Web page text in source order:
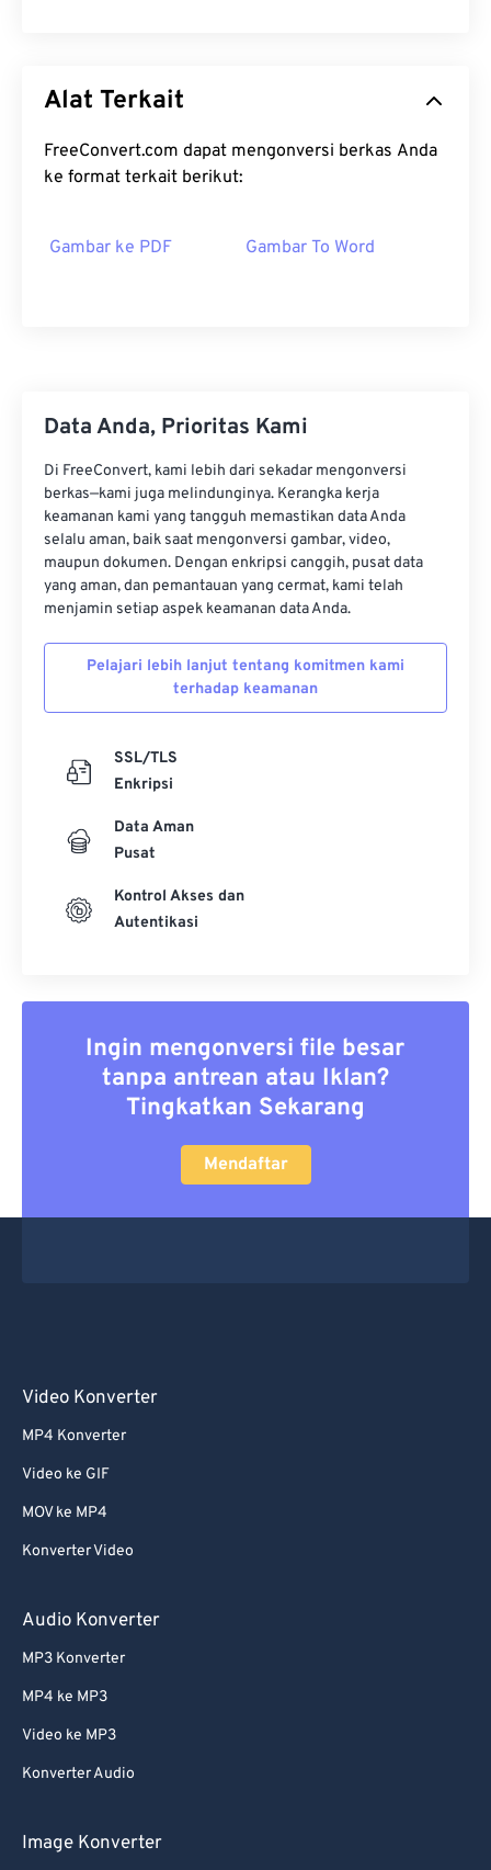
Alat Terkait
FreeConvert.com dapat mengonversi berkas Anda
ke format terkait berikut:
Gambar ke PDF Gambar To Word
Data Anda, Prioritas Kami
Di FreeConvert, kami lebih dari sekadar mengonversi
berkas—kami juga melindunginya. Kerangka kerja
keamanan kami yang tangguh memastikan data Anda
selalu aman, baik saat mengonversi gambar, video,
maupun dokumen. Dengan enkripsi canggih, pusat data
yang aman, dan pemantauan yang cermat, kami telah
menjamin setiap aspek keamanan data Anda.
Pelajari lebih lanjut tentang komitmen kami
terhadap keamanan
SSL/TLS
Enkripsi
Data Aman
Pusat
Kontrol Akses dan
Autentikasi
Ingin mengonversi file besar
tanpa antrean atau Iklan?
Tingkatkan Sekarang
Mendaftar
Video Konverter
MP4 Konverter
Video ke GIF
MOV ke MP4
Konverter Video
Audio Konverter
MP3 Konverter
MP4 ke MP3
Video ke MP3
Konverter Audio
Image Konverter